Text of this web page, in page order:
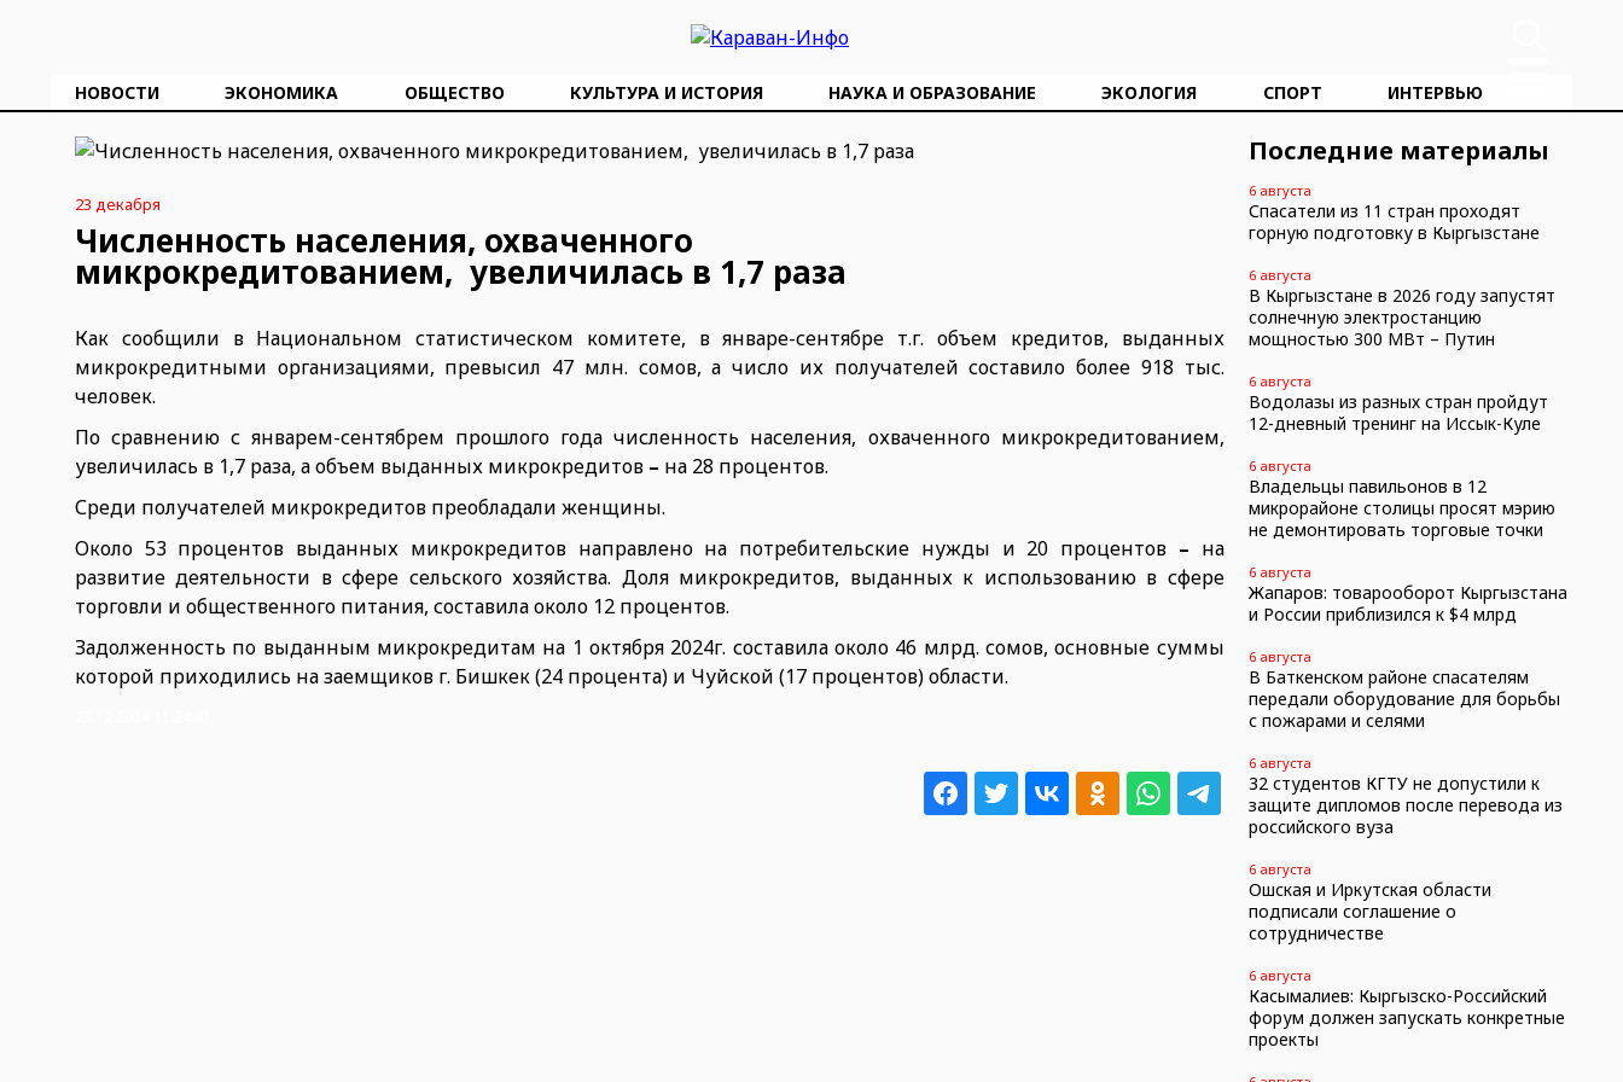
НОВОСТИ ЭКОНОМИКА ОБЩЕСТВО КУЛЬТУРА И ИСТОРИЯ НАУКА И ОБРАЗОВАНИЕ ЭКОЛОГИЯ СПОРТ ИНТЕРВЬЮ
23 декабря
Численность населения, охваченного
микрокредитованием, увеличилась в 1,7 раза
Как сообщили в Национальном статистическом комитете, в январе-сентябре т.г. объем кредитов, выданных
микрокредитными организациями, превысил 47 млн. сомов, а число их получателей составило более 918 тыс.
человек.
По сравнению с январем-сентябрем прошлого года численность населения, охваченного микрокредитованием,
увеличилась в 1,7 раза, а объем выданных микрокредитов – на 28 процентов.
Среди получателей микрокредитов преобладали женщины.
Около 53 процентов выданных микрокредитов направлено на потребительские нужды и 20 процентов – на
развитие деятельности в сфере сельского хозяйства. Доля микрокредитов, выданных к использованию в сфере
торговли и общественного питания, составила около 12 процентов.
Задолженность по выданным микрокредитам на 1 октября 2024г. составила около 46 млрд. сомов, основные суммы
которой приходились на заемщиков г. Бишкек (24 процента) и Чуйской (17 процентов) области.
Последние материалы
6 августа
Спасатели из 11 стран проходят
горную подготовку в Кыргызстане
6 августа
В Кыргызстане в 2026 году запустят
солнечную электростанцию
мощностью 300 МВт – Путин
6 августа
Водолазы из разных стран пройдут
12-дневный тренинг на Иссык-Куле
6 августа
Владельцы павильонов в 12
микрорайоне столицы просят мэрию
не демонтировать торговые точки
6 августа
Жапаров: товарооборот Кыргызстана
и России приблизился к $4 млрд
6 августа
В Баткенском районе спасателям
передали оборудование для борьбы
с пожарами и селями
6 августа
32 студентов КГТУ не допустили к
защите дипломов после перевода из
российского вуза
6 августа
Ошская и Иркутская области
подписали соглашение о
сотрудничестве
6 августа
Касымалиев: Кыргызско-Российский
форум должен запускать конкретные
проекты